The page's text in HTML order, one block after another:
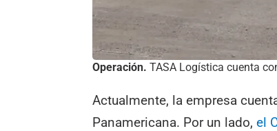
Operación. TASA Logística cuenta
Actualmente, la empresa
Panamericana. Por un lado,el